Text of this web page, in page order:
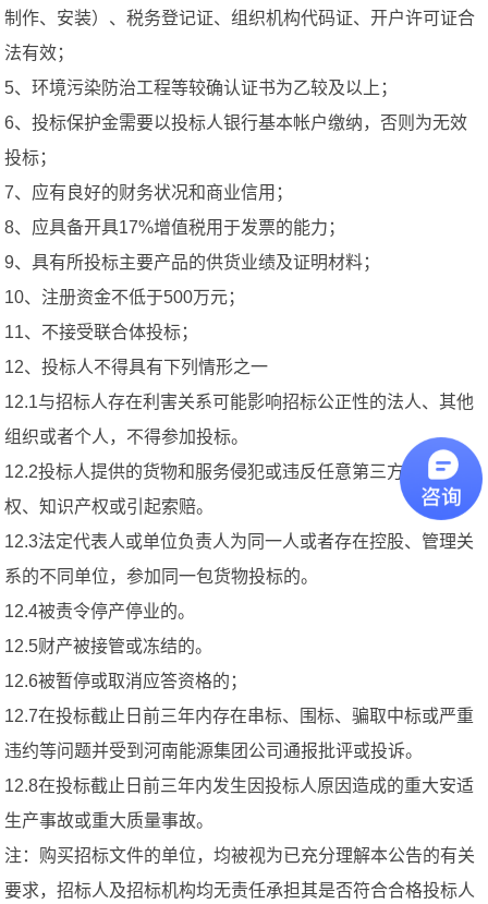
制作、安装）、税务登记证、组织机构代码证、开户许可证合
法有效；
5、环境污染防治工程等较确认证书为乙较及以上；
6、投标保护金需要以投标人银行基本帐户缴纳，否则为无效
投标；
7、应有良好的财务状况和商业信用；
8、应具备开具17%增值税用于发票的能力；
9、具有所投标主要产品的供货业绩及证明材料；
10、注册资金不低于500万元；
11、不接受联合体投标；
12、投标人不得具有下列情形之一
12.1与招标人存在利害关系可能影响招标公正性的法人、其他
组织或者个人，不得参加投标。
12.2投标人提供的货物和服务侵犯或违反任意第三方的工业产
权、知识产权或引起索赔。
12.3法定代表人或单位负责人为同一人或者存在控股、管理关
系的不同单位，参加同一包货物投标的。
12.4被责令停产停业的。
12.5财产被接管或冻结的。
12.6被暂停或取消应答资格的；
12.7在投标截止日前三年内存在串标、围标、骗取中标或严重
违约等问题并受到河南能源集团公司通报批评或投诉。
12.8在投标截止日前三年内发生因投标人原因造成的重大安适
生产事故或重大质量事故。
注：购买招标文件的单位，均被视为已充分理解本公告的有关
要求，招标人及招标机构均无责任承担其是否符合合格投标人